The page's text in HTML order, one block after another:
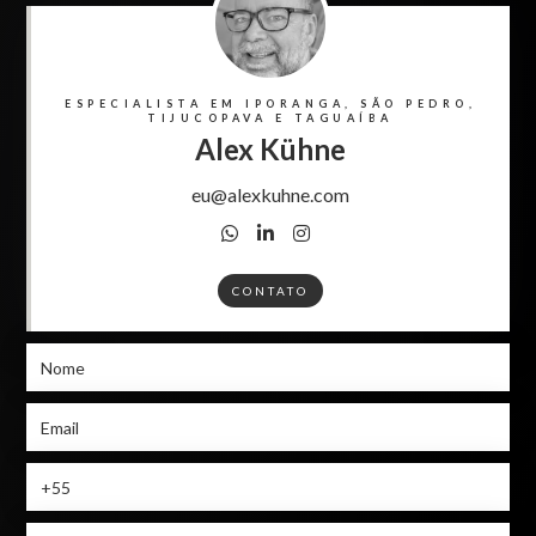
ESPECIALISTA EM IPORANGA, SÃO PEDRO,
TIJUCOPAVA E TAGUAÍBA
Alex Kühne
eu@alexkuhne.com
  
CONTATO